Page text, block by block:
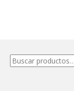
Buscar
por: